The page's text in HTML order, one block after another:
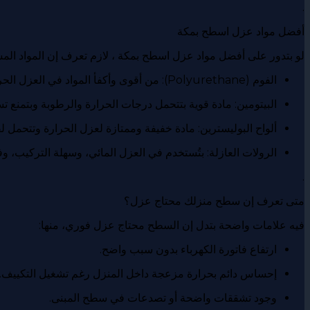
.
أفضل مواد عزل اسطح بمكة
لو بتدور على أفضل مواد عزل اسطح بمكة ، لازم تعرف إن المواد
الفوم (Polyurethane): من أقوى وأكفأ المواد في العزل الحراري والمائي معًا.
البيتومين: مادة قوية بتتحمل درجات الحرارة والرطوبة وبتمنع
ألواح البوليسترين: مادة خفيفة وممتازة لعزل الحرارة وتتحمل
الرولات العازلة: بتُستخدم في العزل المائي، وسهلة التركيب،
.
متى تعرف إن سطح منزلك محتاج عزل؟
فيه علامات واضحة بتدل إن السطح محتاج عزل فوري، منها:
ارتفاع فاتورة الكهرباء بدون سبب واضح.
إحساس دائم بحرارة مزعجة داخل المنزل رغم تشغيل التكييف.
وجود تشققات واضحة أو تصدعات في سطح المبنى.